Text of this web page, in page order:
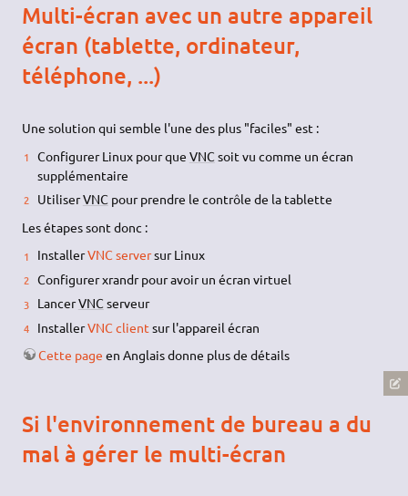
Multi-écran avec un autre appareil
écran (tablette, ordinateur,
téléphone, ...)
Une solution qui semble l'une des plus "faciles" est :
Configurer Linux pour que VNC soit vu comme un écran
supplémentaire
UtiliserVNC pour prendre le contrôle de la tablette
Les étapes sont donc :
InstallerVNC serversur Linux
Configurer xrandr pour avoir un écran virtuel
LancerVNC serveur
InstallerVNC client sur l'appareil écran
Cette page en Anglais donne plus de détails
Si l'environnement de bureau a du
mal à gérer le multi-écran